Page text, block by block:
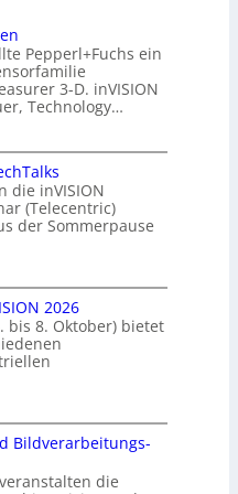
Pepperl+Fuchs ein
3-D. inVISION
Technology…
die inVISION
(Telecentric)
der Sommerpause
2026
bis 8. Oktober) bietet
Bildverarbeitungs-
die